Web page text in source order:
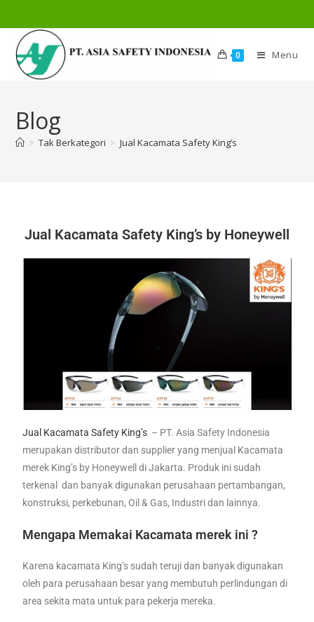
0 Menu
Blog
> Tak Berkategori > Jual Kacamata Safety King’s
Jual Kacamata Safety King’s by Honeywell
Jual Kacamata Safety King’s – PT. Asia Safety Indonesia
merupakan distributor dan supplier yang menjual Kacamata
merek King’s by Honeywell di Jakarta. Produk ini sudah
terkenal dan banyak digunakan perusahaan pertambangan,
konstruksi, perkebunan, Oil & Gas, Industri dan lainnya.
Mengapa Memakai Kacamata merek ini ?
Karena kacamata King’s sudah teruji dan banyak digunakan
oleh para perusahaan besar yang membutuh perlindungan di
area sekita mata untuk para pekerja mereka.